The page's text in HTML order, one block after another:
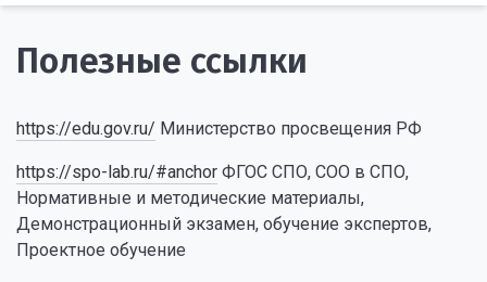
Полезные ссылки
https://edu.gov.ru/ Министерство просвещения РФ
https://spo-lab.ru/#anchor ФГОС СПО, СОО в СПО,
Нормативные и методические материалы,
Демонстрационный экзамен, обучение экспертов,
Проектное обучение